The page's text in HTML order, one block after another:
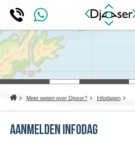
Home Meer weten over Djoser? Infodagen
Aanmelden Infodag